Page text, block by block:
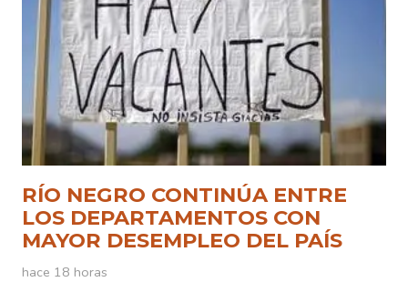
RÍO NEGRO CONTINÚA ENTRE
LOS DEPARTAMENTOS CON
MAYOR DESEMPLEO DEL PAÍS
hace 18 horas